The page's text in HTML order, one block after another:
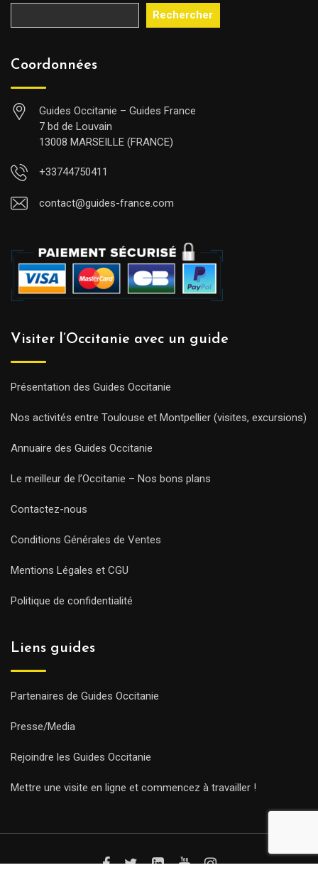
Rechercher
Coordonnées
Guides Occitanie – Guides France
7 bd de Louvain
13008 MARSEILLE (FRANCE)
+33744750411
contact@guides-france.com
Visiter l’Occitanie avec un guide
Présentation des Guides Occitanie
Nos activités entre Toulouse et Montpellier (visites, excursions)
Annuaire des Guides Occitanie
Le meilleur de l’Occitanie – Nos bons plans
Contactez-nous
Conditions Générales de Ventes
Mentions Légales et CGU
Politique de confidentialité
Liens guides
Partenaires de Guides Occitanie
Presse/Media
Rejoindre les Guides Occitanie
Mettre une visite en ligne et commencez à travailler !